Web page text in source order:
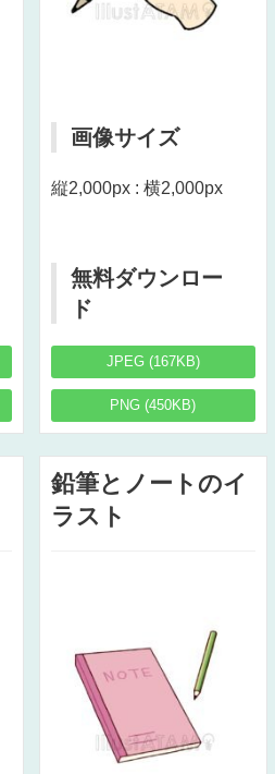
画像サイズ
縦2,000px : 横2,000px
無料ダウンロー
ド
JPEG (167KB)
PNG (450KB)
鉛筆とノートのイ
ラスト